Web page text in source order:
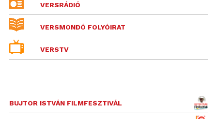
VERSRÁDIÓ
VERSMONDÓ FOLYÓIRAT
VERSTV
BUJTOR ISTVÁN FILMFESZTIVÁL